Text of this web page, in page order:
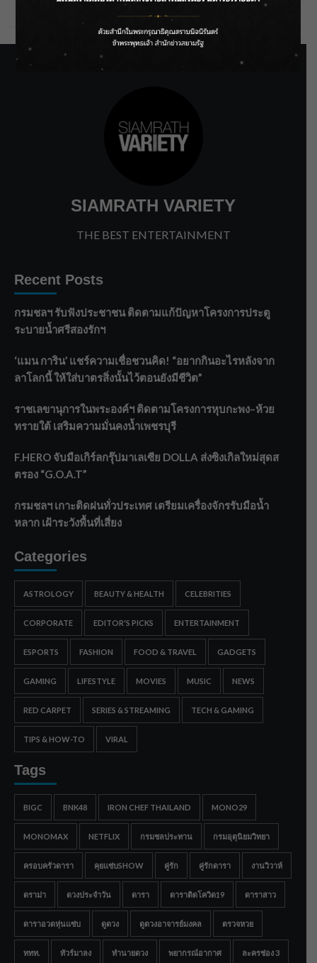
SIAMRATH VARIETY
THE BEST ENTERTAINMENT
Recent Posts
กรมชลฯ รับฟังประชาชน ติดตามแก้ปัญหาโครงการประตู
ระบายน้ำศรีสองรักฯ
‘แมน การิน’ แชร์ความเชื่อชวนคิด! “อยากกินอะไรหลังจาก
ลาโลกนี้ ให้ใส่บาตรสิ่งนั้นไว้ตอนยังมีชีวิต”
ราชเลขานุการในพระองค์ฯ ติดตามโครงการหุบกะพง–ห้วย
ทรายใต้ เสริมความมั่นคงน้ำเพชรบุรี
F.HERO จับมือเกิร์ลกรุ๊ปมาเลเซีย DOLLA ส่งซิงเกิลใหม่สุดส
ตรอง “G.O.A.T”
กรมชลฯ เกาะติดฝนทั่วประเทศ เตรียมเครื่องจักรรับมือน้ำ
หลาก เฝ้าระวังพื้นที่เสี่ยง
Categories
ASTROLOGY BEAUTY & HEALTH CELEBRITIES
CORPORATE EDITOR'S PICKS ENTERTAINMENT
ESPORTS FASHION FOOD & TRAVEL GADGETS
GAMING LIFESTYLE MOVIES MUSIC NEWS
RED CARPET SERIES & STREAMING TECH & GAMING
TIPS & HOW-TO VIRAL
Tags
BIGC BNK48 IRON CHEF THAILAND MONO29
MONOMAX NETFLIX กรมชลประทาน กรมอุตุนิยมวิทยา
ครอบครัวดารา คุยแซ่บSHOW คู่รัก คู่รักดารา งานวิวาห์
ดราม่า ดวงประจำวัน ดารา ดาราติดโควิด19 ดาราสาว
ดาราอวดหุ่นแซ่บ ดูดวง ดูดวงอาจารย์มงคล ตรวจหวย
ททท. ทัวร์มาลง ทำนายดวง พยากรณ์อากาศ ละครช่อง 3